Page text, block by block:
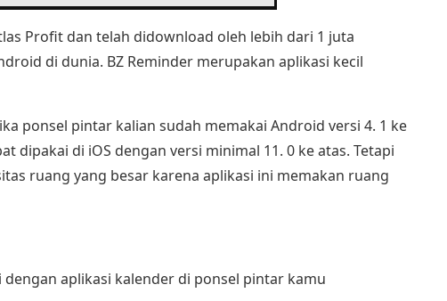
Profit dan telah didownload oleh lebih dari 1 juta
di dunia. BZ Reminder merupakan aplikasi kecil
ponsel pintar kalian sudah memakai Android versi 4. 1 ke
dipakai di iOS dengan versi minimal 11. 0 ke atas. Tetapi
ruang yang besar karena aplikasi ini memakan ruang
dengan aplikasi kalender di ponsel pintar kamu